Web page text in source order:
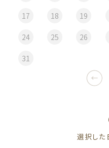
17 18 19
24 25 26
31